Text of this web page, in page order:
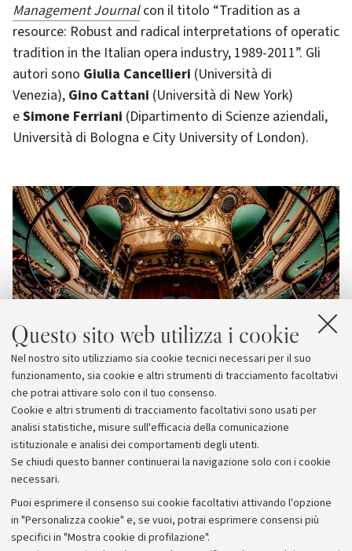
Questo sito web utilizza i cookie
Nel nostro sito utilizziamo sia cookie tecnici necessari per il suo
funzionamento, sia cookie e altri strumenti di tracciamento facoltativi
che potrai attivare solo con il tuo consenso.
Cookie e altri strumenti di tracciamento facoltativi sono usati per
analisi statistiche, misure sull'efficacia della comunicazione
istituzionale e analisi dei comportamenti degli utenti.
Se chiudi questo banner continuerai la navigazione solo con i cookie
necessari.
Puoi esprimere il consenso sui cookie facoltativi attivando l'opzione
in "Personalizza cookie" e, se vuoi, potrai esprimere consensi più
specifici in "Mostra cookie di profilazione".
Management Journalcon il titolo “Tradition as a
resource: Robust and radical interpretations of operatic
tradition in the Italian opera industry, 1989-2011”. Gli
autori sono Giulia Cancellieri (Università di
Venezia), Gino Cattani (Università di New York)
eSimone Ferriani (Dipartimento di Scienze aziendali,
Università di Bologna e City University of London).
Archivio
Comunicati stampa